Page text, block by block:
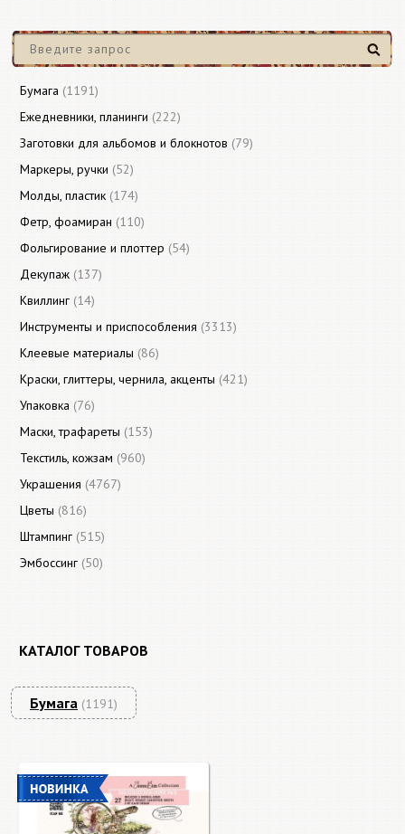
Найти
Бумага (1191)
Ежедневники, планинги (222)
Заготовки для альбомов и блокнотов (79)
Маркеры, ручки (52)
Молды, пластик (174)
Фетр, фоамиран (110)
Фольгирование и плоттер (54)
Декупаж (137)
Квиллинг (14)
Инструменты и приспособления (3313)
Клеевые материалы (86)
Краски, глиттеры, чернила, акценты (421)
Упаковка (76)
Маски, трафареты (153)
Текстиль, кожзам (960)
Украшения (4767)
Цветы (816)
Штампинг (515)
Эмбоссинг (50)
КАТАЛОГ ТОВАРОВ
Бумага (1191)